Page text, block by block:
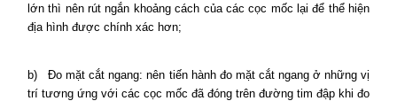
lớn thì nên rút ngắn khoảng cách của các cọc mốc lại để thể hiện
địa hình được chính xác hơn;
b)
Đo mặt cắt ngang: nên tiến hành đo mặt cắt ngang ở những vị
trí tương ứng với các cọc mốc đã đóng trên đường tim đập khi đo